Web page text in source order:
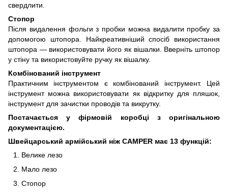
свердлити.
Стопор
Після видалення фольги з пробки можна видалити пробку за
допомогою штопора. Найкреативніший спосіб використання
штопора — використовувати його як вішалки. Вверніть штопор
у стіну та використовуйте ручку як вішалку.
Комбінований інструмент
Практичним інструментом є комбінований інструмент. Цей
інструмент можна використовувати як відкритку для пляшок,
інструмент для зачистки проводів та викрутку.
Постачається у фірмовій коробці з оригінальною
документацією.
Швейцарський армійський ніж CAMPER має 13 функцій:
Велике лезо
Мало лезо
Стопор